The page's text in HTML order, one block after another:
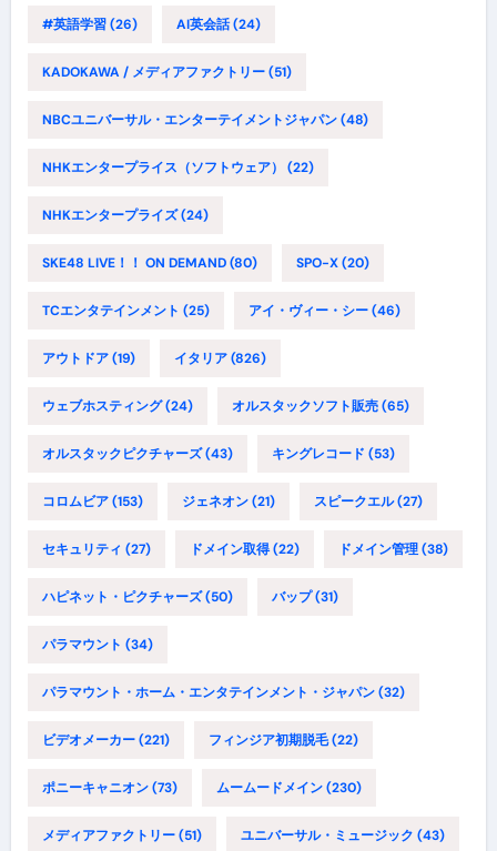
#英語学習(26) AI英会話(24)
KADOKAWA / メディアファクトリー(51)
NBCユニバーサル・エンターテイメントジャパン(48)
NHKエンタープライス（ソフトウェア） (22)
NHKエンタープライズ(24)
SKE48 LIVE！！ ON DEMAND(80) SPO-X(20)
TCエンタテインメント (25) アイ・ヴィー・シー(46)
アウトドア(19) イタリア(826)
ウェブホスティング(24) オルスタックソフト販売(65)
オルスタックピクチャーズ(43) キングレコード (53)
コロムビア(153) ジェネオン(21) スピークエル(27)
セキュリティ (27) ドメイン取得(22) ドメイン管理(38)
ハピネット・ピクチャーズ(50) バップ(31)
パラマウント (34)
パラマウント・ホーム・エンタテインメント・ジャパン(32)
ビデオメーカー(221) フィンジア初期脱毛(22)
ポニーキャニオン(73) ムームードメイン(230)
メディアファクトリー(51) ユニバーサル・ミュージック (43)